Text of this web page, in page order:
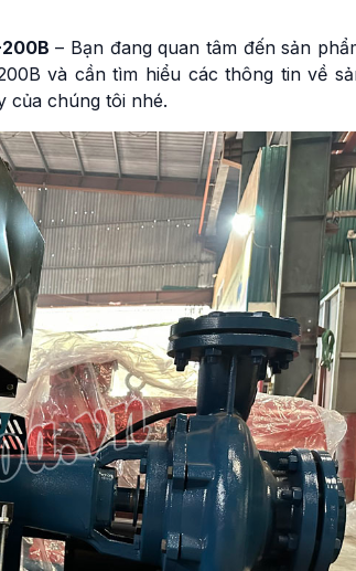
– Bạn đang quan tâm đến sản
và cần tìm hiểu các thông tin về
của chúng tôi nhé.